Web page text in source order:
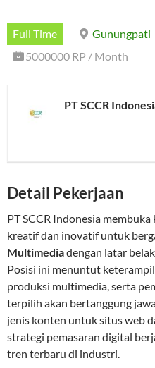
Full Time Gunungpati
5000000 RP / Month
PT SCCR
Detail Pekerjaan
PT SCCR Indonesia
kreatif dan inovatif untuk
Multimediadengan latar
Posisi ini menuntut
produksi multimedia, serta
terpilih akan bertanggung
jenis konten untuk situs web
strategi pemasaran digital
tren terbaru di industri.